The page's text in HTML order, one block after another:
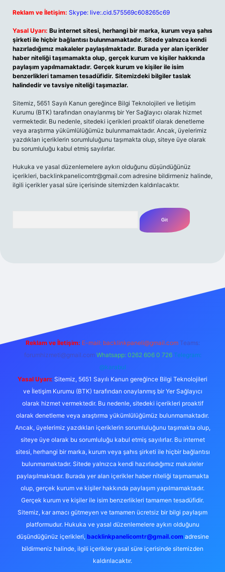
Reklam ve İletişim: Skype: live:.cid.575569c608265c69
Yasal Uyarı: Bu internet sitesi, herhangi bir marka, kurum veya şahıs
şirketi ile hiçbir bağlantısı bulunmamaktadır. Sitede yalnızca kendi
hazırladığımız makaleler paylaşılmaktadır. Burada yer alan içerikler
haber niteliği taşımamakta olup, gerçek kurum ve kişiler hakkında
paylaşım yapılmamaktadır. Gerçek kurum ve kişiler ile isim
benzerlikleri tamamen tesadüfidir. Sitemizdeki bilgiler taslak
halindedir ve tavsiye niteliği taşımazlar.
Sitemiz, 5651 Sayılı Kanun gereğince Bilgi Teknolojileri ve İletişim
Kurumu (BTK) tarafından onaylanmış bir Yer Sağlayıcı olarak hizmet
vermektedir. Bu nedenle, sitedeki içerikleri proaktif olarak denetleme
veya araştırma yükümlülüğümüz bulunmamaktadır. Ancak, üyelerimiz
yazdıkları içeriklerin sorumluluğunu taşımakta olup, siteye üye olarak
bu sorumluluğu kabul etmiş sayılırlar.
Hukuka ve yasal düzenlemelere aykırı olduğunu düşündüğünüz
içerikleri, backlinkpanelicomtr@gmail.com adresine bildirmeniz halinde,
ilgili içerikler yasal süre içerisinde sitemizden kaldırılacaktır.
Reklam ve İletişim: E-mail: backlinkpaneli@gmail.com Teams:
forumhizmeti@gmail.com Whatsapp: 0262 606 0 726 Telegram:
@karabul
Yasal Uyarı: Sitemiz, 5651 Sayılı Kanun gereğince Bilgi Teknolojileri
ve İletişim Kurumu (BTK) tarafından onaylanmış bir Yer Sağlayıcı
olarak hizmet vermektedir. Bu nedenle, sitedeki içerikleri proaktif
olarak denetleme veya araştırma yükümlülüğümüz bulunmamaktadır.
Ancak, üyelerimiz yazdıkları içeriklerin sorumluluğunu taşımakta olup,
siteye üye olarak bu sorumluluğu kabul etmiş sayılırlar. Bu internet
sitesi, herhangi bir marka, kurum veya şahıs şirketi ile hiçbir bağlantısı
bulunmamaktadır. Sitede yalnızca kendi hazırladığımız makaleler
paylaşılmaktadır. Burada yer alan içerikler haber niteliği taşımamakta
olup, gerçek kurum ve kişiler hakkında paylaşım yapılmamaktadır.
Gerçek kurum ve kişiler ile isim benzerlikleri tamamen tesadüfidir.
Sitemiz, kar amacı gütmeyen ve tamamen ücretsiz bir bilgi paylaşım
platformudur. Hukuka ve yasal düzenlemelere aykırı olduğunu
düşündüğünüz içerikleri, backlinkpanelicomtr@gmail.comadresine
bildirmeniz halinde, ilgili içerikler yasal süre içerisinde sitemizden
kaldırılacaktır.